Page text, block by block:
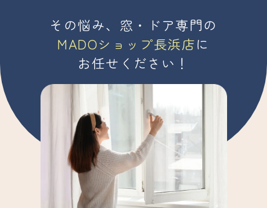
その悩み、窓・ドア専門の
MADOショップ長浜店に
お任せください！